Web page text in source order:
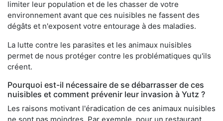
limiter leur population et de les chasser de votre
environnement avant que ces nuisibles ne fassent des
dégâts et n'exposent votre entourage à des maladies.
La lutte contre les parasites et les animaux nuisibles
permet de nous protéger contre les problématiques qu'ils
créent.
Pourquoi est-il nécessaire de se débarrasser de ces
nuisibles et comment prévenir leur invasion à Yutz ?
Les raisons motivant l'éradication de ces animaux nuisibles